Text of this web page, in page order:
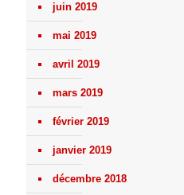
juin 2019
mai 2019
avril 2019
mars 2019
février 2019
janvier 2019
décembre 2018